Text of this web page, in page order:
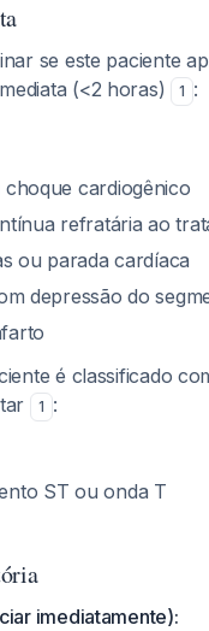
se este paciente
(<2 horas)
1 :
choque cardiogênico
refratária ao
ou parada cardíaca
depressão do
é classificado
1 :
ST ou onda T
imediatamente):